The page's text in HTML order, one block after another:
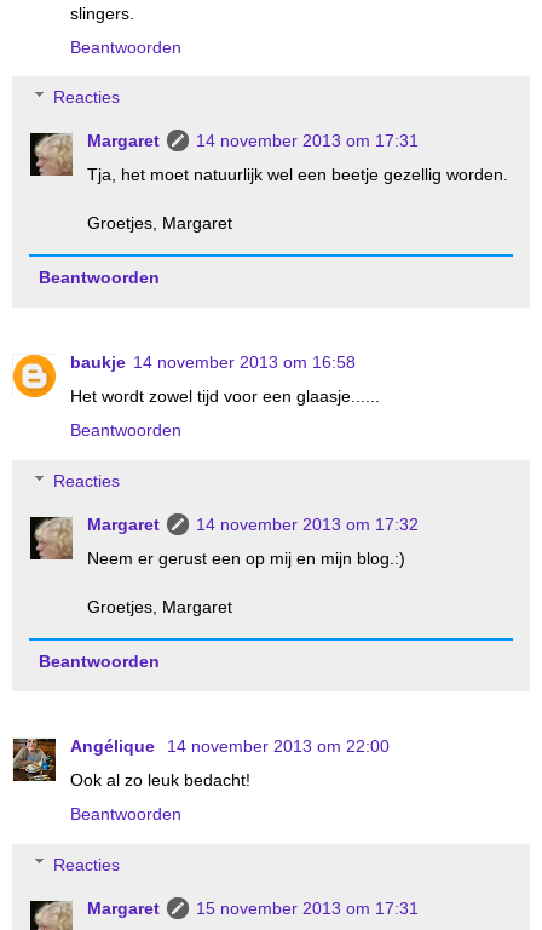
slingers.
Beantwoorden
Reacties
Margaret
14 november 2013 om 17:31
Tja, het moet natuurlijk wel een beetje gezellig worden.
Groetjes, Margaret
Beantwoorden
baukje 14 november 2013 om 16:58
Het wordt zowel tijd voor een glaasje......
Beantwoorden
Reacties
Margaret
14 november 2013 om 17:32
Neem er gerust een op mij en mijn blog.:)
Groetjes, Margaret
Beantwoorden
Angélique
14 november 2013 om 22:00
Ook al zo leuk bedacht!
Beantwoorden
Reacties
Margaret
15 november 2013 om 17:31